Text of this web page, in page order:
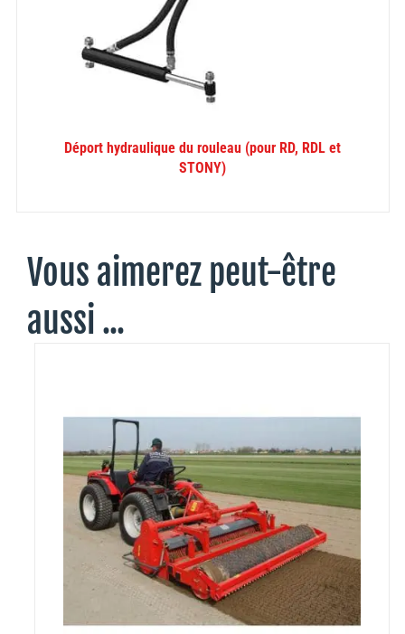
Déport hydraulique du rouleau (pour RD, RDL et
STONY)
Vous aimerez peut-être
aussi ...